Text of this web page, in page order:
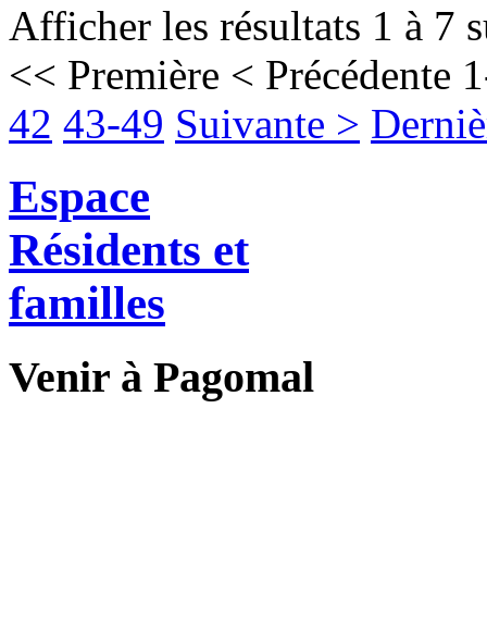
Afficher les résultats 1 à 7
<< Première < Précédente
42 43-49 Suivante >
Espace
Résidents et
familles
Venir à Pagomal